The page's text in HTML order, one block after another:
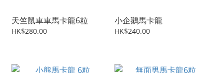
天竺鼠車車馬卡龍6粒
HK$280.00
小企鵝馬卡龍
HK$240.00